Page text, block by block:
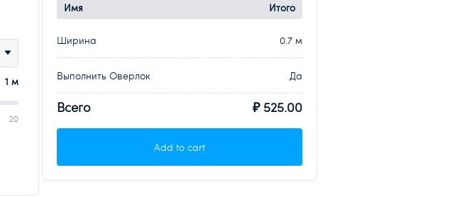
1 м
20
Имя Итого
Ширина 0.7 м
Выполнить Оверлок Да
Всего ₽ 525.00
Add to cart